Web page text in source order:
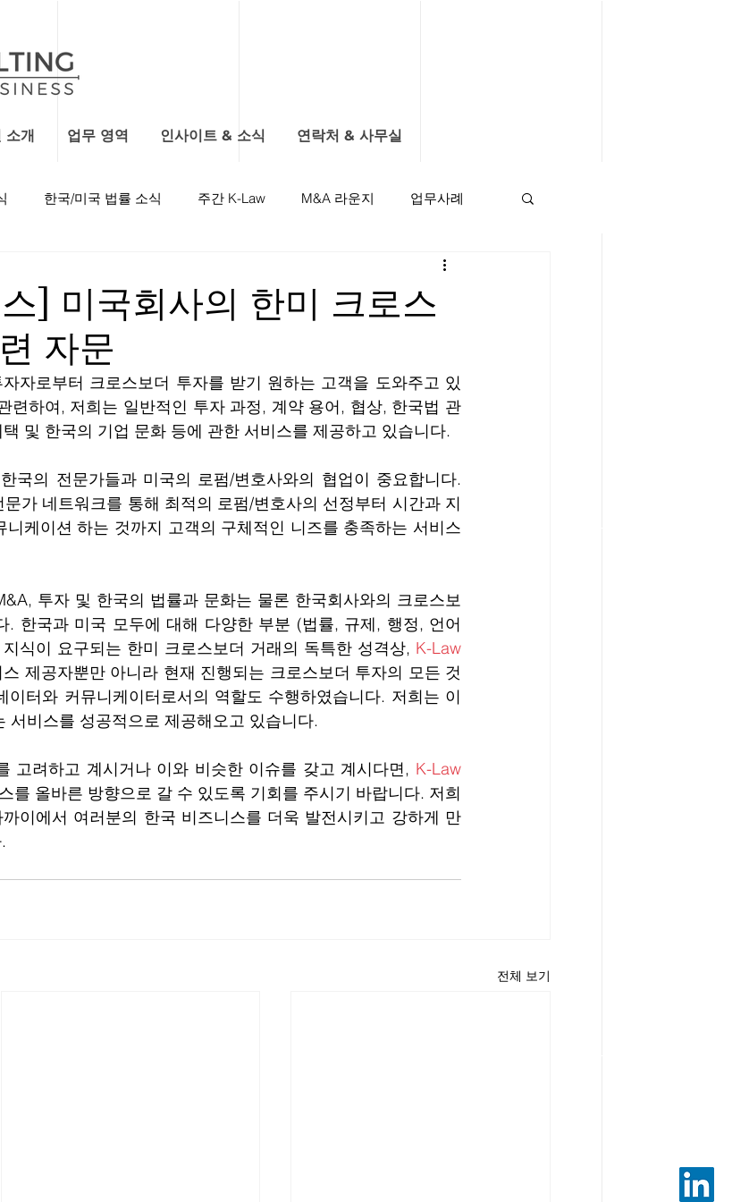
소개 업무 영역 인사이트 & 소식 연락처 & 사무실
한국/미국 법률 소식 주간 K-Law M&A 라운지 업무사례
] 미국회사의 한미 크로스
자문
자로부터 크로스보더 투자를 받기 원하는 고객을 도와주고 있
련하여, 저희는 일반적인 투자 과정, 계약 용어, 협상, 한국법 관
및 한국의 기업 문화 등에 관한 서비스를 제공하고 있습니다.
문가 네트워크를 통해 최적의 로펌/변호사의 선정부터 시간과 지
케이션 하는 것까지 고객의 구체적인 니즈를 충족하는 서비스
투자 및 한국의 법률과 문화는 물론 한국회사와의 크로스보
. 한국과 미국 모두에 대해 다양한 부분 (법률, 규제, 행정, 언어
식이 요구되는 한미 크로스보더 거래의 독특한 성격상, K-Law
제공자뿐만 아니라 현재 진행되는 크로스보더 투자의 모든 것
이터와 커뮤니케이터로서의 역할도 수행하였습니다. 저희는 이
서비스를 성공적으로 제공해오고 있습니다.
고려하고 계시거나 이와 비슷한 이슈를 갖고 계시다면, K-Law
이에서 여러분의 한국 비즈니스를 더욱 발전시키고 강하게 만
전체 보기